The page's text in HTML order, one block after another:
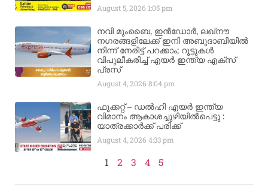
August 5, 2026 1:05 pm
നവി മുംബൈ, ഇൻഡോർ, ലഖ്നൗ
നഗരങ്ങളിലേക്ക് ഇനി അബുദാബിയിൽ
നിന്ന് നേരിട്ട് പറക്കാം; റൂട്ടുകൾ
വിപുലീകരിച്ച് എയർ ഇന്ത്യ എക്സ്
പ്രസ്
August 4, 20268:04 pm
ഫൂക്കറ്റ് – ഡൽഹി എയര്‍ ഇന്ത്യ
വിമാനം ആകാശച്ചുഴിയില്‍പെട്ടു :
യാത്രക്കാര്‍ക്ക് പരിക്ക്
August 4, 20264:33 pm
1 2 3 4 5